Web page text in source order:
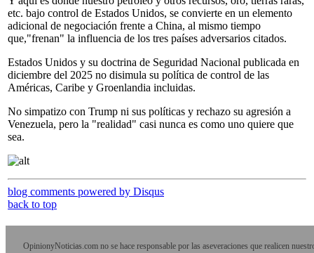
etc. bajo control de Estados Unidos, se convierte en un elemento
adicional de negociación frente a China, al mismo tiempo
que,"frenan" la influencia de los tres países adversarios citados.
Estados Unidos y su doctrina de Seguridad Nacional publicada en
diciembre del 2025 no disimula su política de control de las
Américas, Caribe y Groenlandia incluidas.
No simpatizo con Trump ni sus políticas y rechazo su agresión a
Venezuela, pero la "realidad" casi nunca es como uno quiere que
sea.
blog comments powered by Disqus
back to top
OpinionyNoticias.com no se hace responsable por las aseveraciones que realicen